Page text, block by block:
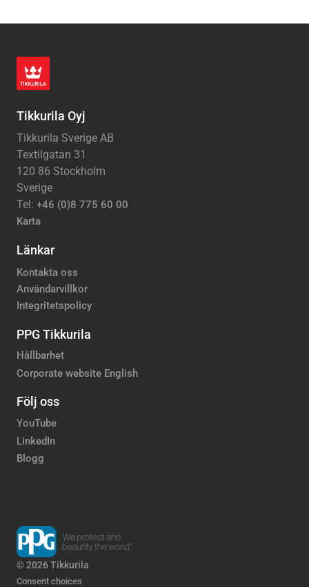
Tikkurila Oyj
Tikkurila Sverige AB
Textilgatan 31
120 86 Stockholm
Sverige
Tel: +46 (0)8 775 60 00
Karta
Länkar
Kontakta oss
Användarvillkor
Integritetspolicy
PPG Tikkurila
Hållbarhet
Corporate website English
Följ oss
YouTube
LinkedIn
Blogg
© 2026 Tikkurila
Consent choices